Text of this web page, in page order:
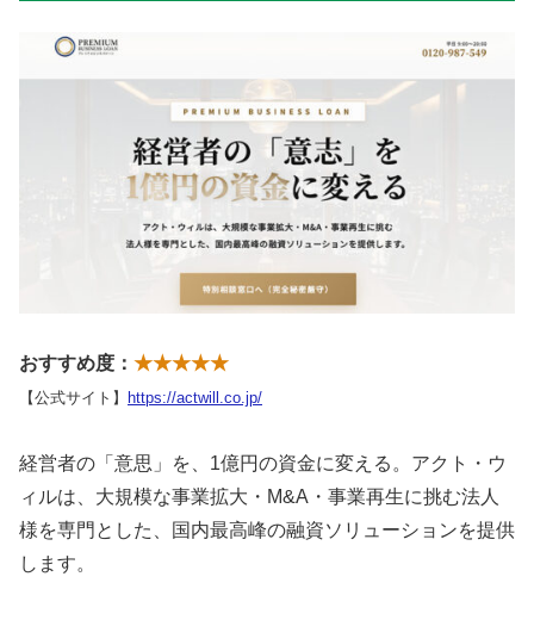
おすすめ度： ★★★★★
【公式サイト】 https://actwill.co.jp/
経営者の「意思」を、1億円の資金に変える。アクト・ウ
ィルは、大規模な事業拡大・M&A・事業再生に挑む法人
様を専門とした、国内最高峰の融資ソリューションを提供
します。